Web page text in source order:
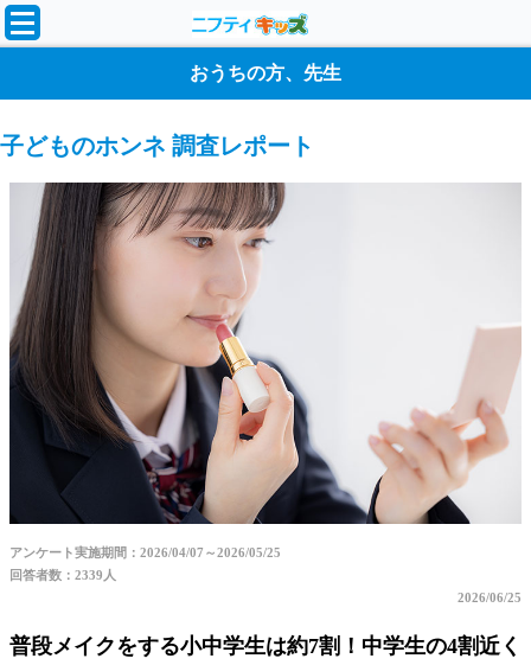
おうちの方、先生
子どものホンネ 調査レポート
アンケート実施期間：2026/04/07～2026/05/25
回答者数：2339人
2026/06/25
普段メイクをする小中学生は約7割！中学生の4割近く